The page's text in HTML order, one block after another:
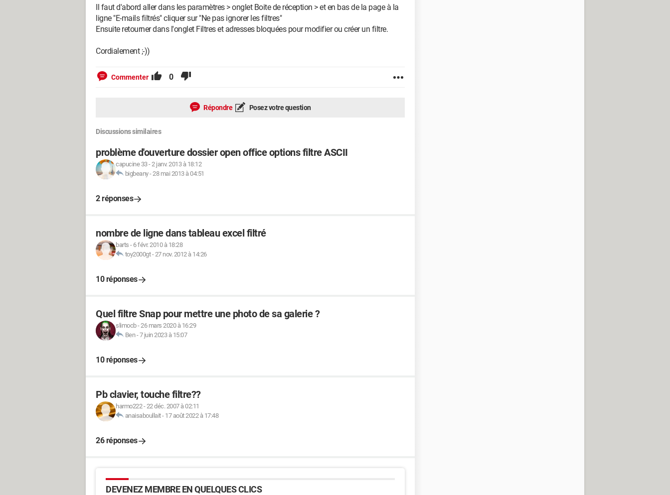
Il faut d'abord aller dans les paramètres > onglet Boite de réception > et en bas de la page à la
ligne "E-mails filtrés" cliquer sur "Ne pas ignorer les filtres"
Ensuite retourner dans l'onglet Filtres et adresses bloquées pour modifier ou créer un filtre.
Cordialement ;-))
Commenter 0
Répondre Posez votre question
Discussions similaires
problème d'ouverture dossier open office options filtre ASCII
capucine 33-2 janv. 2013 à 18:12
bigbeany-28 mai 2013 à 04:51
2 réponses
nombre de ligne dans tableau excel filtré
barts - 6 févr. 2010 à 18:28
toy2000gt-27 nov. 2012 à 14:26
10 réponses
Quel filtre Snap pour mettre une photo de sa galerie ?
slimocb-26 mars 2020 à 16:29
Ben-7 juin 2023 à 15:07
10 réponses
Pb clavier, touche filtre??
harmo222-22 déc. 2007 à 02:11
anaisaboullait- 17 août 2022 à 17:48
26 réponses
DEVENEZ MEMBRE EN QUELQUES CLICS